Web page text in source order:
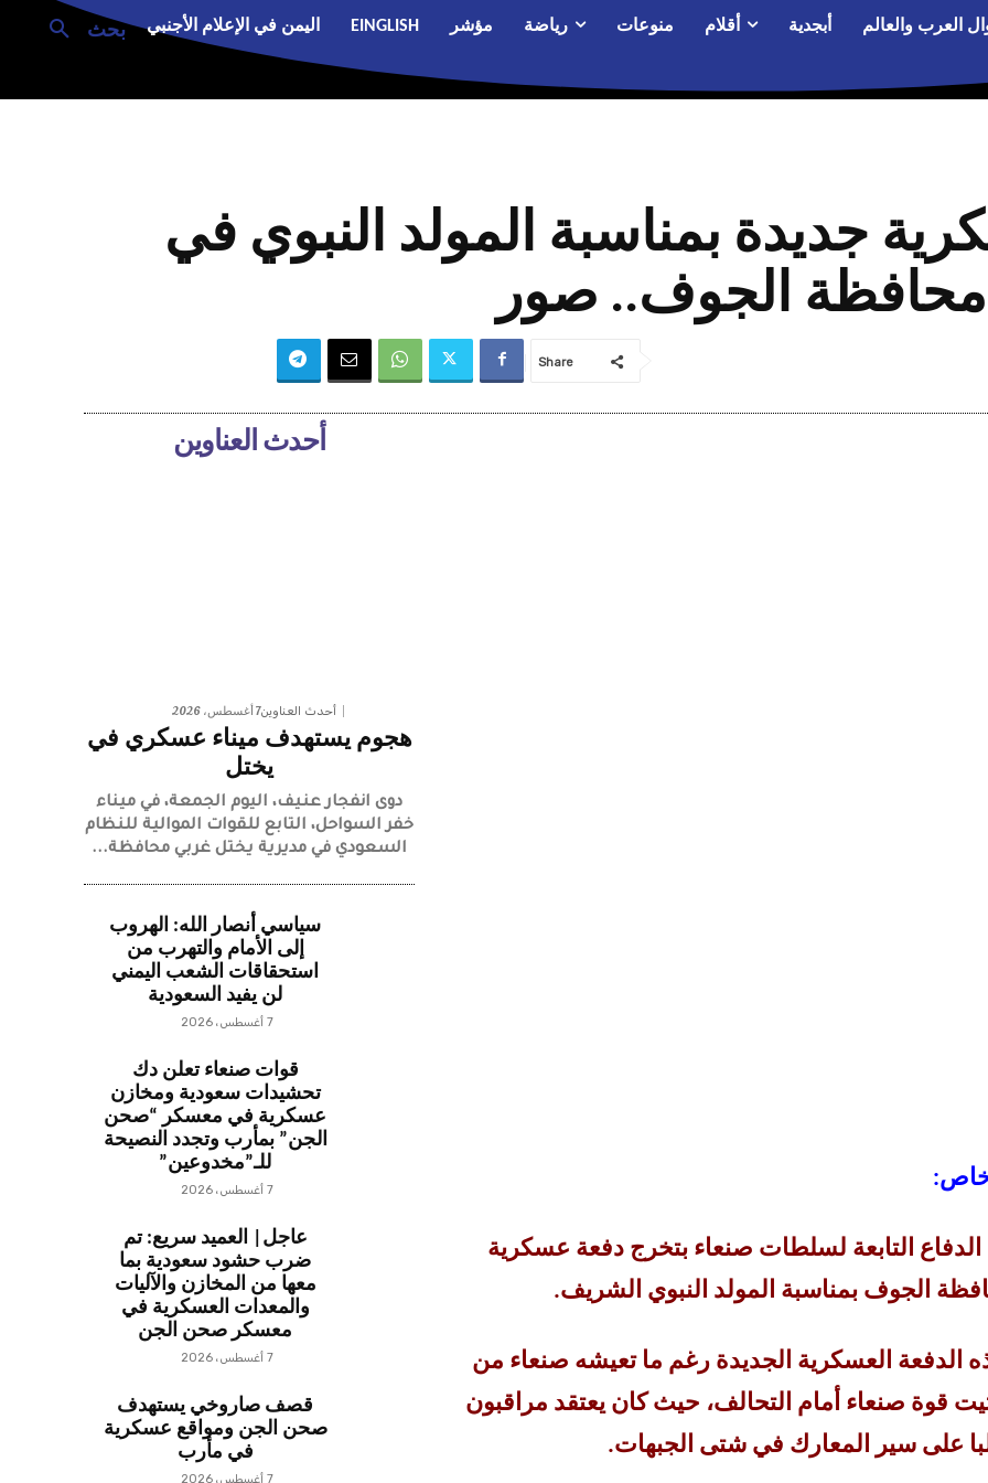
بحث العرب والعالم أبجدية أقلام منوعات رياضة مؤشر EINGLISH اليمن في الإعلام الأجنبي
جديدة بمناسبة المولد النبوي في
محافظة الجوف.. صور
Share
خاص:
التابعة لسلطات صنعاء بتخرج دفعة عسكرية
الجوف بمناسبة المولد النبوي الشريف.
الدفعة العسكرية الجديدة رغم ما تعيشه صنعاء من
قوة صنعاء أمام التحالف، حيث كان يعتقد مراقبون
على سير المعارك في شتى الجبهات.
أحدث العناوين
أحدث العناوين7 أغسطس، 2026
هجوم يستهدف ميناء عسكري في
يختل
دوى انفجار عنيف، اليوم الجمعة، في ميناء
خفر السواحل، التابع للقوات الموالية للنظام
السعودي في مديرية يختل غربي محافظة...
سياسي أنصار الله: الهروب
إلى الأمام والتهرب من
استحقاقات الشعب اليمني
لن يفيد السعودية
7 أغسطس، 2026
قوات صنعاء تعلن دك
تحشيدات سعودية ومخازن
عسكرية في معسكر “صحن
الجن” بمأرب وتجدد النصيحة
للـ”مخدوعين”
7 أغسطس، 2026
عاجل| العميد سريع: تم
ضرب حشود سعودية بما
معها من المخازن والآليات
والمعدات العسكرية في
معسكر صحن الجن
7 أغسطس، 2026
قصف صاروخي يستهدف
صحن الجن ومواقع عسكرية
في مأرب
7 أغسطس، 2026